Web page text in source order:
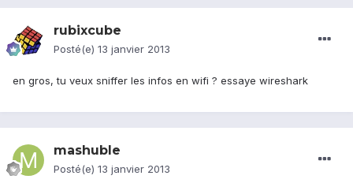
rubixcube
Posté(e) 13 janvier 2013
en gros, tu veux sniffer les infos en wifi ? essaye wireshark
mashuble
Posté(e) 13 janvier 2013